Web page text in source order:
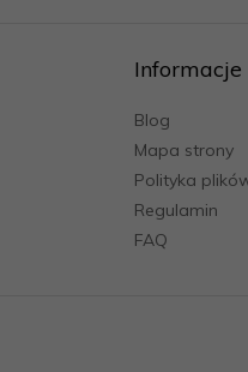
Informacje
Blog
Mapa strony
Polityka
Regulamin
FAQ